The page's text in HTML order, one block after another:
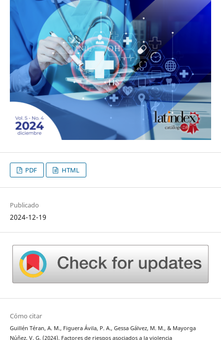
PDF HTML
Publicado
2024-12-19
Cómo citar
Guillén Téran, A. M., Figuera Ávila, P. A., Gessa Gálvez, M. M., & Mayorga
Núñez, V. G. (2024). Factores de riesgos asociados a la violencia